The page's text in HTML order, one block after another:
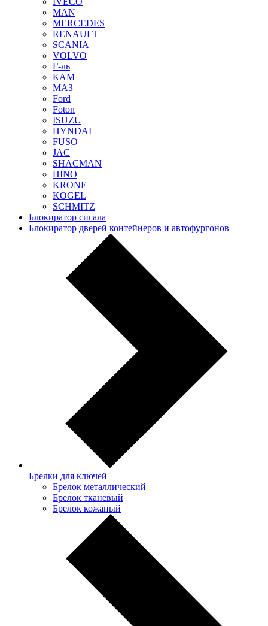
MAN
MERCEDES
RENAULT
SCANIA
VOLVO
Г-ль
КАМ
МАЗ
Ford
Foton
ISUZU
HYNDAI
FUSO
JAC
SHACMAN
HINO
KRONE
KOGEL
SCHMITZ
Блокиратор сигала
Блокиратор дверей контейнеров и автофургонов
Брелки для ключей
Брелок металлический
Брелок тканевый
Брелок кожаный